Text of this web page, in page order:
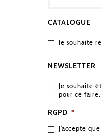
CATALOGUE
Je souhaite
NEWSLETTER
Je souhaite
pour ce faire.
RGPD *
J’accepte